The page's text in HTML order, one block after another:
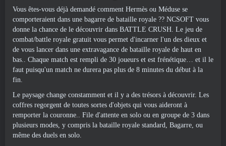
Vous êtes-vous déjà demandé comment Hermès ou Méduse se
comporteraient dans une bagarre de bataille royale ?? NCSOFT vous
donne la chance de le découvrir dans BATTLE CRUSH. Le jeu de
combat/battle royale gratuit vous permet d'incarner l'un des dieux et
de vous lancer dans une extravagance de bataille royale de haut en
bas.. Chaque match est rempli de 30 joueurs et est frénétique… et il le
faut puisqu'un match ne durera pas plus de 8 minutes du début à la
fin.
Le paysage change constamment et il y a des trésors à découvrir. Les
coffres regorgent de toutes sortes d'objets qui vous aideront à
remporter la couronne.. File d'attente en solo ou en groupe de 3 dans
plusieurs modes, y compris la bataille royale standard, Bagarre, ou
même des duels en solo.